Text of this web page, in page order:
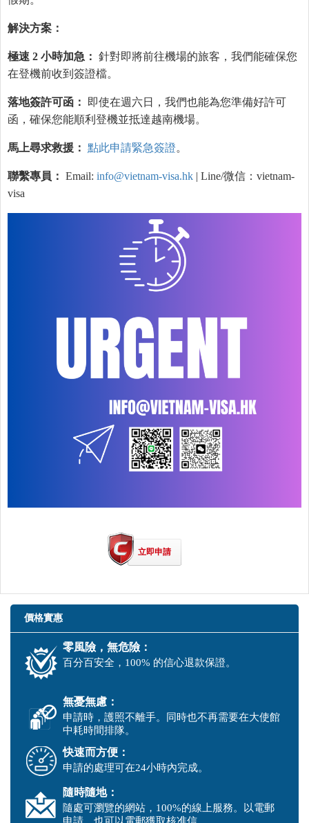
解決方案：
極速 2 小時加急： 針對即將前往機場的旅客，我們能確保您
在登機前收到簽證檔。
落地簽許可函：
即使在週六日，我們也能為您準備好許可
函，確保您能順利登機並抵達越南機場。
馬上尋求救援： 點此申請緊急簽證。
聯繫專員： Email: info@vietnam-visa.hk | Line/微信：vietnam-
visa
立即申請
價格實惠
零風險，無危險：
百分百安全，100% 的信心退款保證。
無憂無慮：
申請時，護照不離手。同時也不再需要在大使館
中耗時間排隊。
快速而方便：
申請的處理可在24小時內完成。
隨時隨地：
隨處可瀏覽的網站，100%的線上服務。以電郵